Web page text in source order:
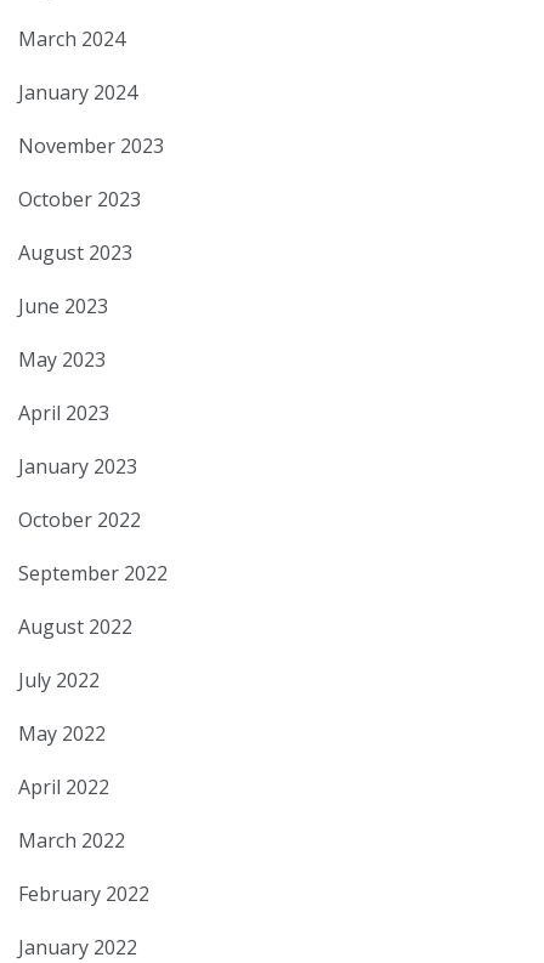
March 2024
January 2024
November 2023
October 2023
August 2023
June 2023
May 2023
April 2023
January 2023
October 2022
September 2022
August 2022
July 2022
May 2022
April 2022
March 2022
February 2022
January 2022